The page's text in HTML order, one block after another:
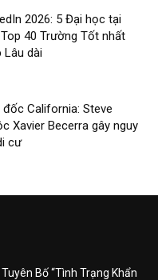
2026: 5 Đại học tại
40 Trường Tốt nhất
Lâu dài
California: Steve
Xavier Becerra gây nguy
cư
Bố “Tình Trạng Khẩn